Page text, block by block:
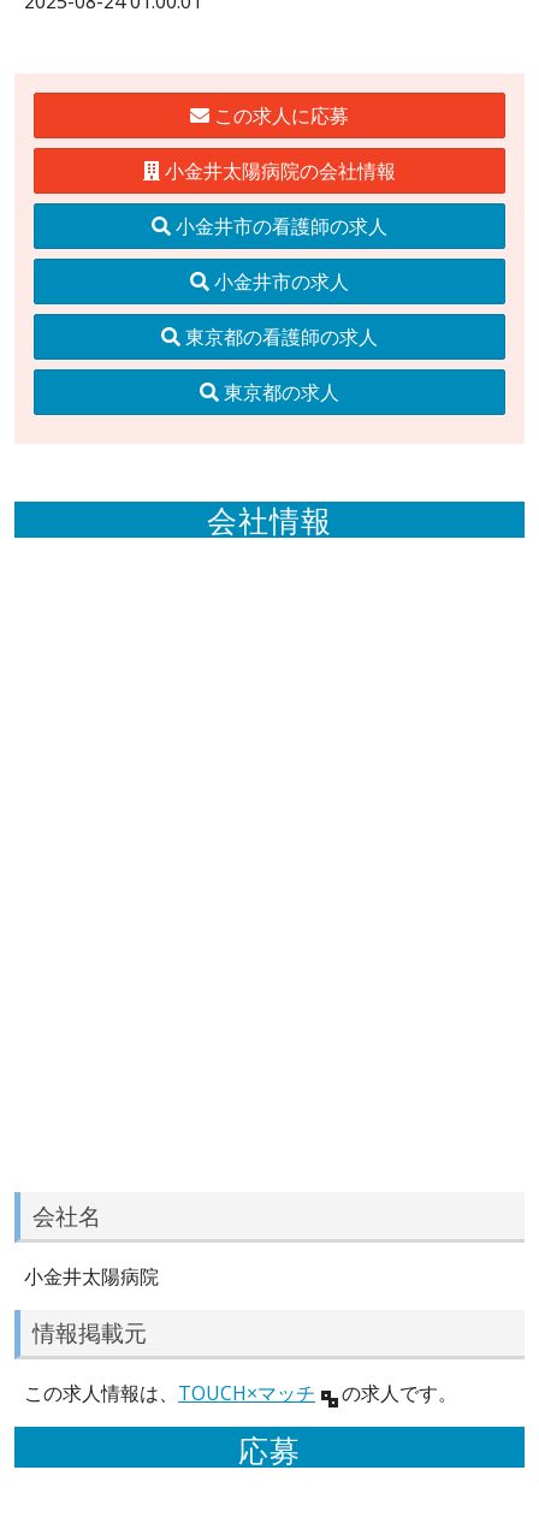
この求人に応募
小金井太陽病院の会社情報
小金井市の看護師の求人
小金井市の求人
東京都の看護師の求人
東京都の求人
会社情報
会社名
小金井太陽病院
情報掲載元
この求人情報は、 TOUCH×マッチ の求人です。
応募